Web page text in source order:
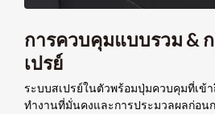
การควบคุมแบบรวม &
เปรย์
ระบบสเปรย์ในตัวพร้อมปุ่มควบคุมที่เข้า
ทำงานที่มั่นคงและการประมวลผลก่อ